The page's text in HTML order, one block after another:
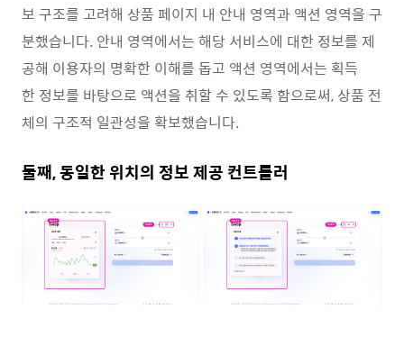
보 구조를 고려해 상품 페이지 내 안내 영역과 액션 영역을 구
분했습니다. 안내 영역에서는 해당 서비스에 대한 정보를 제
공해 이용자의 명확한 이해를 돕고 액션 영역에서는 획득
한 정보를 바탕으로 액션을 취할 수 있도록 함으로써, 상품 전
체의 구조적 일관성을 확보했습니다.
둘째, 동일한 위치의 정보 제공 컨트롤러